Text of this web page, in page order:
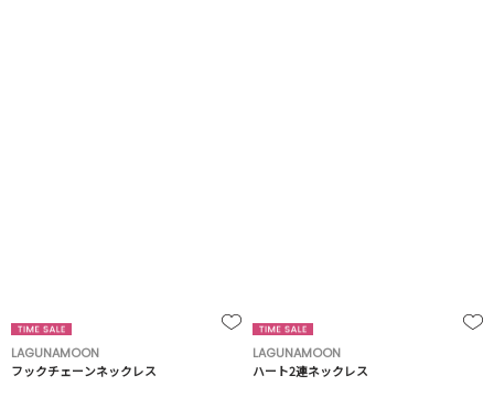
LAGUNAMOON
フックチェーンネックレス
LAGUNAMOON
ハート2連ネックレス